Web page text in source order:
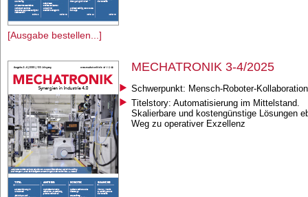
[Ausgabe bestellen...]
MECHATRONIK 3-4/2025
Schwerpunkt: Mensch-Roboter-Kollaboration
Titelstory: Automatisierung im Mittelstand.
Skalierbare und kostengünstige Lösungen
Weg zu operativer Exzellenz